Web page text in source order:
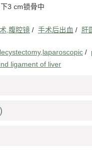
3 cm锁骨中
,腹腔镜 / 手术后出血 / 肝
/
ligament of liver